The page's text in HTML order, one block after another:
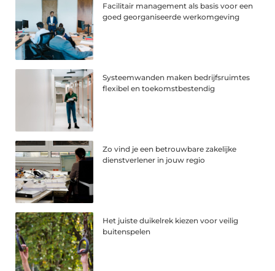
Facilitair management als basis voor een
goed georganiseerde werkomgeving
Systeemwanden maken bedrijfsruimtes
flexibel en toekomstbestendig
Zo vind je een betrouwbare zakelijke
dienstverlener in jouw regio
Het juiste duikelrek kiezen voor veilig
buitenspelen